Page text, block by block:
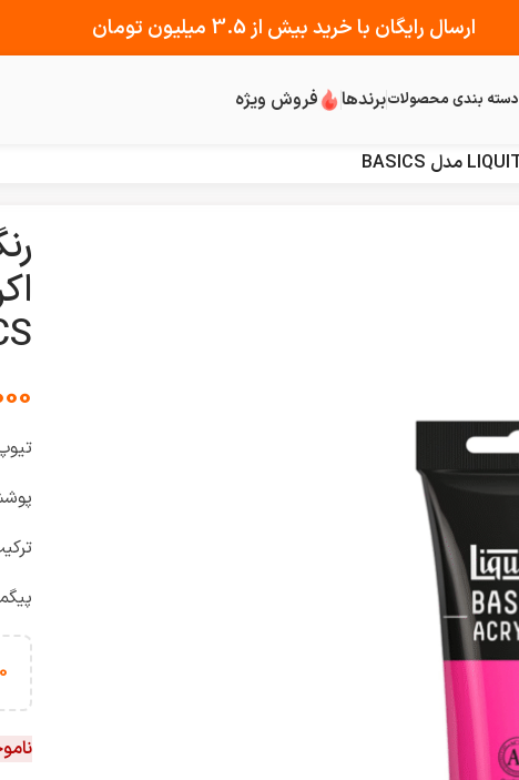
ارسال رایگان با خرید بیش از 3.5 میلیون تومان
دسته بندی محصولاتبرندها فروش ویژه